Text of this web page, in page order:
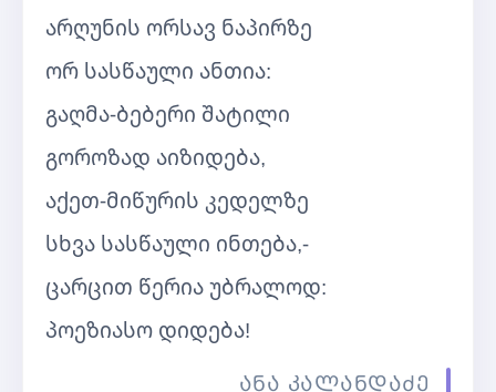
არღუნის ორსავ ნაპირზე
ორ სასწაული ანთია:
გაღმა-ბებერი შატილი
გოროზად აიზიდება,
აქეთ-მიწურის კედელზე
სხვა სასწაული ინთება,-
ცარცით წერია უბრალოდ:
პოეზიასო დიდება!
ანა კალანდაძე